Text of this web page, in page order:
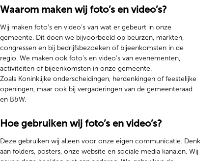
Waarom maken wij foto’s en video’s?
Wij maken foto’s en video’s van wat er gebeurt in onze
gemeente. Dit doen we bijvoorbeeld op beurzen, markten,
congressen en bij bedrijfsbezoeken of bijeenkomsten in de
regio. We maken ook foto’s en video’s van evenementen,
activiteiten of bijeenkomsten in onze gemeente.
Zoals Koninklijke onderscheidingen, herdenkingen of feestelijke
openingen, maar ook bij vergaderingen van de gemeenteraad
en B&W.
Hoe gebruiken wij foto’s en video’s?
Deze gebruiken wij alleen voor onze eigen communicatie. Denk
aan folders, posters, onze website en sociale media kanalen. Wij